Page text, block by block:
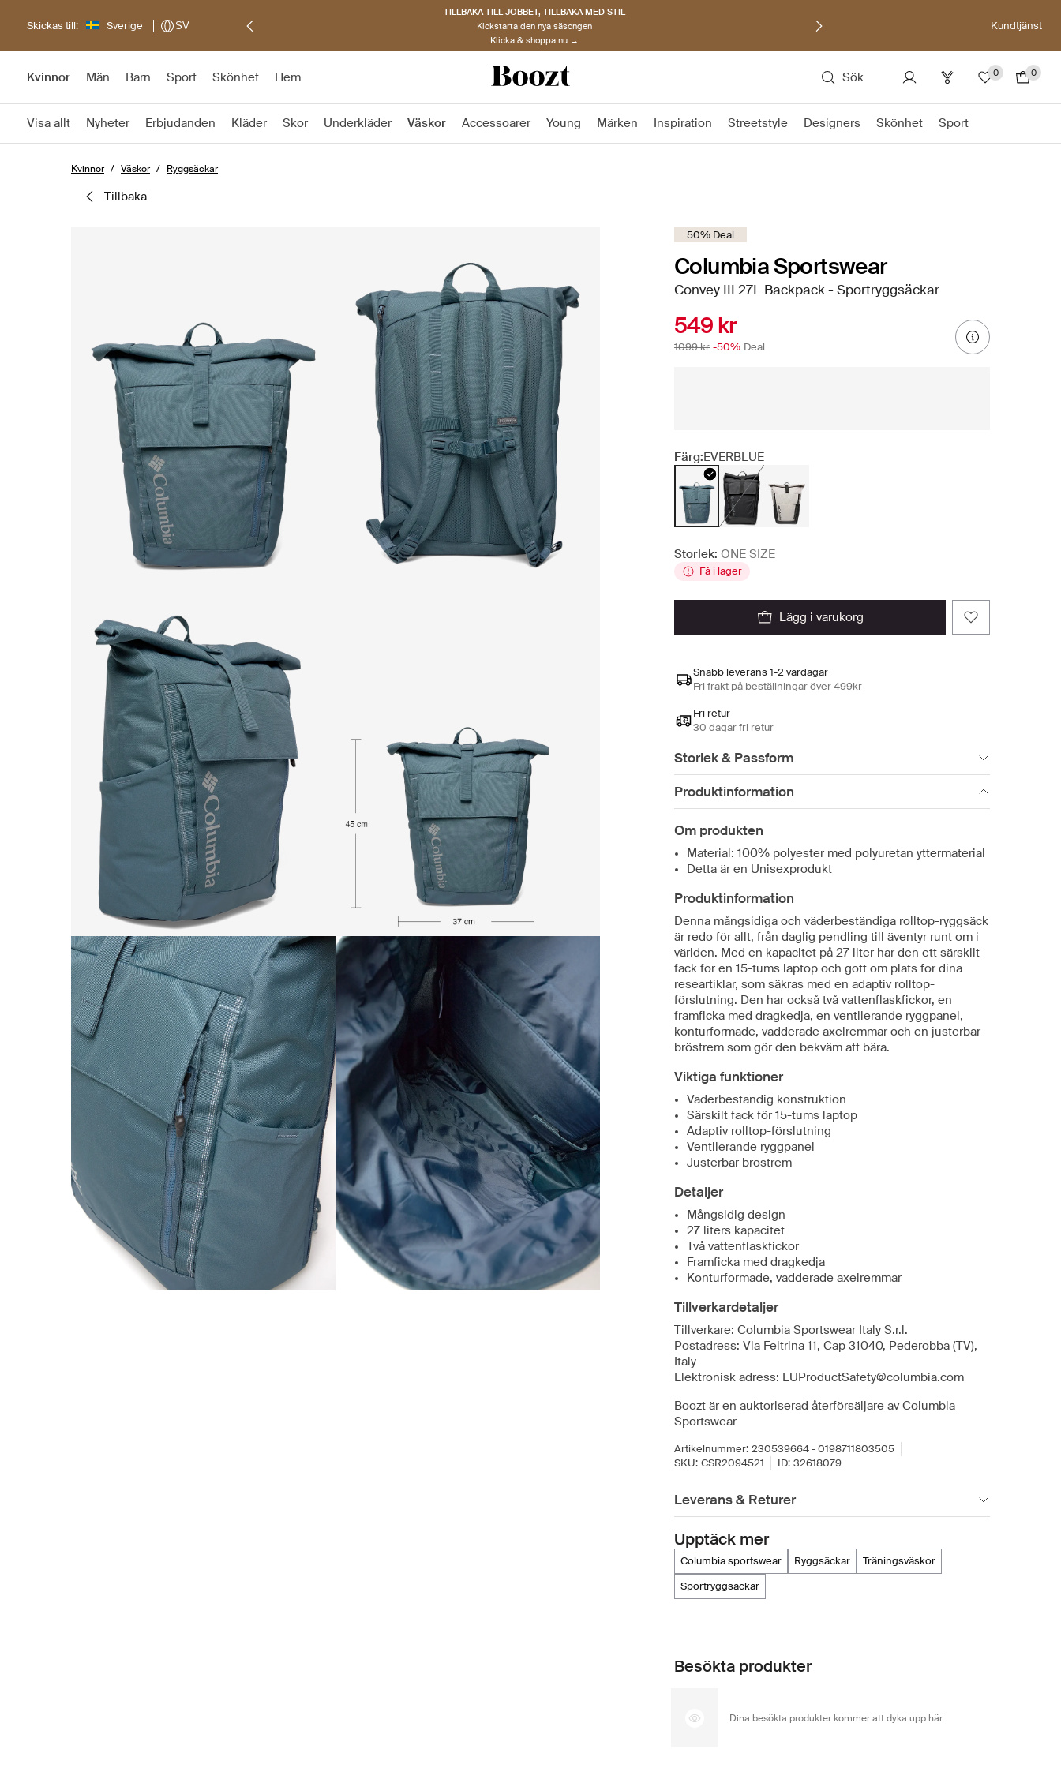
Skickas till: Sverige SV
TILLBAKA TILL JOBBET, TILLBAKA MED STIL
Kickstarta den nya säsongen
Klicka & shoppa nu →
Kundtjänst
Kvinnor Män Barn Sport Skönhet Hem Sök 0 0
Visa allt Nyheter Erbjudanden Kläder Skor Underkläder Väskor Accessoarer Young Märken Inspiration Streetstyle Designers Skönhet Sport
Kvinnor Väskor Ryggsäckar
tillbaka
50% Deal
Columbia Sportswear
Convey III 27L Backpack - Sportryggsäckar
549 kr
1099 kr -50% Deal
Färg:EVERBLUE
Storlek: ONE SIZE
Få i lager
lägg i varukorg
Snabb leverans 1-2 vardagar
Fri frakt på beställningar över 499kr
Fri retur
30 dagar fri retur
Storlek & Passform
Produktinformation
Om produkten
Material: 100% polyester med polyuretan yttermaterial
Detta är en Unisexprodukt
Produktinformation
Denna mångsidiga och väderbeständiga rolltop-ryggsäck
är redo för allt, från daglig pendling till äventyr runt om i
världen. Med en kapacitet på 27 liter har den ett särskilt
fack för en 15-tums laptop och gott om plats för dina
researtiklar, som säkras med en adaptiv rolltop-
förslutning. Den har också två vattenflaskfickor, en
framficka med dragkedja, en ventilerande ryggpanel,
konturformade, vadderade axelremmar och en justerbar
bröstrem som gör den bekväm att bära.
Viktiga funktioner
Väderbeständig konstruktion
Särskilt fack för 15-tums laptop
Adaptiv rolltop-förslutning
Ventilerande ryggpanel
Justerbar bröstrem
Detaljer
Mångsidig design
27 liters kapacitet
Två vattenflaskfickor
Framficka med dragkedja
Konturformade, vadderade axelremmar
Tillverkardetaljer
Tillverkare: Columbia Sportswear Italy S.r.l.
Postadress: Via Feltrina 11, Cap 31040, Pederobba (TV),
Italy
Elektronisk adress: EUProductSafety@columbia.com
Boozt är en auktoriserad återförsäljare av Columbia
Sportswear
Artikelnummer: 230539664 - 0198711803505
SKU: CSR2094521 ID: 32618079
Leverans & Returer
Upptäck mer
columbia sportswear ryggsäckar
träningsväskor
sportryggsäckar
Besökta produkter
Dina besökta produkter kommer att dyka upp här.